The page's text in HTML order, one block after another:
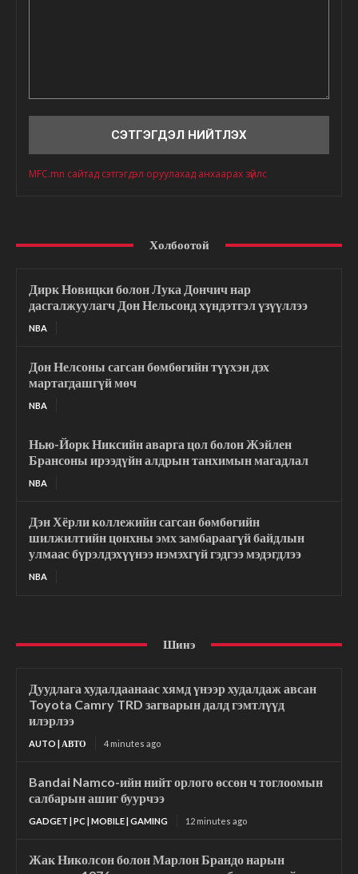
MFC.mn сайтад сэтгэгдэл оруулахад анхаарах зүйлс
Холбоотой
Дирк Новицки болон Лука Дончич нар
дасгалжуулагч Дон Нельсонд хүндэтгэл үзүүллээ
NBA
Дон Нелсоны сагсан бөмбөгийн түүхэн дэх
мартагдашгүй мөч
NBA
Нью-Йорк Никсийн аварга цол болон Жэйлен
Брансоны ирээдүйн алдрын танхимын магадлал
NBA
Дэн Хёрли коллежийн сагсан бөмбөгийн
шилжилтийн цонхны эмх замбараагүй байдлын
улмаас бүрэлдэхүүнээ нэмэхгүй гэдгээ мэдэгдлээ
NBA
Шинэ
Дуудлага худалдаанаас хямд үнээр худалдаж авсан
Toyota Camry TRD загварын далд гэмтлүүд
илэрлээ
AUTO | АВТО 4 minutes ago
Bandai Namco-ийн нийт орлого өссөн ч тоглоомын
салбарын ашиг буурчээ
GADGET | PC | MOBILE | GAMING 12 minutes ago
Жак Николсон болон Марлон Брандо нарын